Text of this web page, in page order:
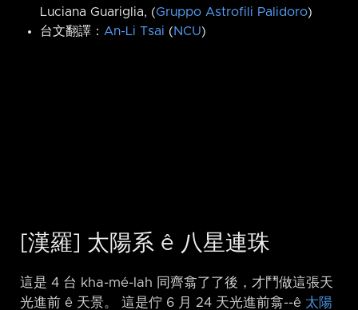
Luciana Guariglia, (Gruppo Astrofili Palidoro)
台文翻譯： An-Li Tsai (NCU)
[漢羅] 太陽系 ê 八星連珠
這是 4 台 kha-mé-lah 同齊翕了了後，才鬥做這張天
光進前 ê 天景。 這是佇 6 月 24 天光進前翕-⁠-ê 太陽